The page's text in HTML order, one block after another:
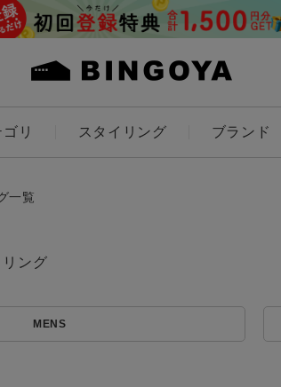
リ スタイリング ブランド
KIDS
価格
一覧
MENS